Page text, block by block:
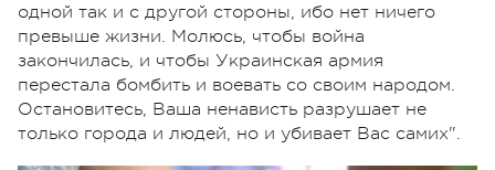
одной так и с другой стороны, ибо нет ничего
превыше жизни. Молюсь, чтобы война
закончилась, и чтобы Украинская армия
перестала бомбить и воевать со своим народом.
Остановитесь, Ваша ненависть разрушает не
только города и людей, но и убивает Вас самих".